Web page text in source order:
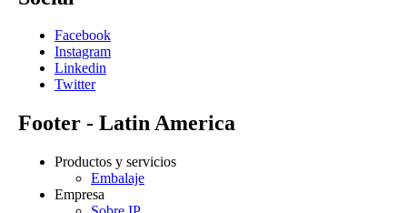
Facebook
Instagram
Linkedin
Twitter
Footer - Latin America
Productos y servicios
Embalaje
Empresa